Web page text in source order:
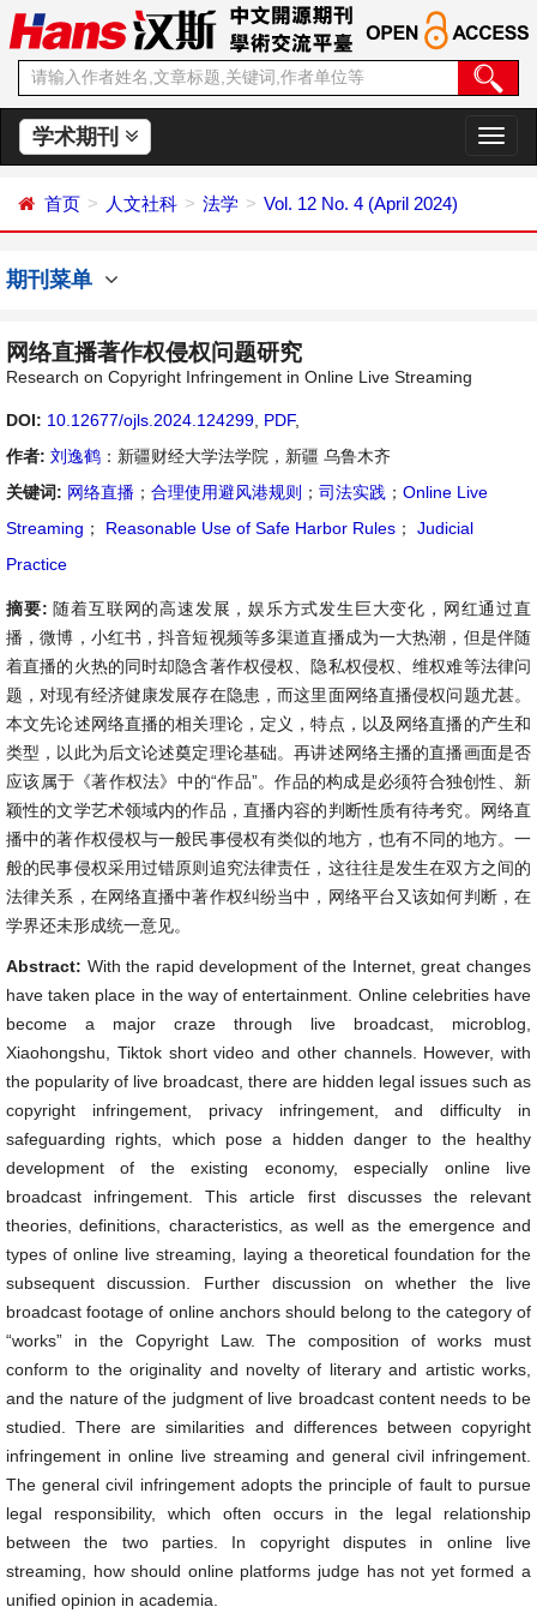
学术期刊
切
换
首页 人文社科 法学 Vol. 12 No. 4 (April 2024)
期刊菜单
网络直播著作权侵权问题研究
Research on Copyright Infringement in Online Live Streaming
DOI: 10.12677/ojls.2024.124299 PDF,
作者: 刘逸鹤 ：新疆财经大学法学院，新疆 乌鲁木齐
关键词: 网络直播 ； 合理使用避风港规则 ； 司法实践 ； Online Live
Streaming ； Reasonable Use of Safe Harbor Rules ；
Judicial
Practice
摘要: 随着互联网的高速发展，娱乐方式发生巨大变化，网红通过直
播，微博，小红书，抖音短视频等多渠道直播成为一大热潮，但是伴随
着直播的火热的同时却隐含著作权侵权、隐私权侵权、维权难等法律问
题，对现有经济健康发展存在隐患，而这里面网络直播侵权问题尤甚。
本文先论述网络直播的相关理论，定义，特点，以及网络直播的产生和
类型，以此为后文论述奠定理论基础。再讲述网络主播的直播画面是否
应该属于《著作权法》中的“作品”。作品的构成是必须符合独创性、新
颖性的文学艺术领域内的作品，直播内容的判断性质有待考究。网络直
播中的著作权侵权与一般民事侵权有类似的地方，也有不同的地方。一
般的民事侵权采用过错原则追究法律责任，这往往是发生在双方之间的
法律关系，在网络直播中著作权纠纷当中，网络平台又该如何判断，在
学界还未形成统一意见。
Abstract: With the rapid development of the Internet, great changes
have taken place in the way of entertainment. Online celebrities have
become a major craze through live broadcast, microblog,
Xiaohongshu, Tiktok short video and other channels. However, with
the popularity of live broadcast, there are hidden legal issues such as
copyright infringement, privacy infringement, and difficulty in
safeguarding rights, which pose a hidden danger to the healthy
development of the existing economy, especially online live
broadcast infringement. This article first discusses the relevant
theories, definitions, characteristics, as well as the emergence and
types of online live streaming, laying a theoretical foundation for the
subsequent discussion. Further discussion on whether the live
broadcast footage of online anchors should belong to the category of
“works” in the Copyright Law. The composition of works must
conform to the originality and novelty of literary and artistic works,
and the nature of the judgment of live broadcast content needs to be
studied. There are similarities and differences between copyright
infringement in online live streaming and general civil infringement.
The general civil infringement adopts the principle of fault to pursue
legal responsibility, which often occurs in the legal relationship
between the two parties. In copyright disputes in online live
streaming, how should online platforms judge has not yet formed a
unified opinion in academia.